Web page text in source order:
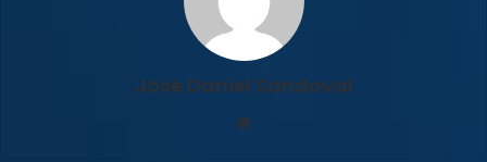
Jose Daniel Sandoval